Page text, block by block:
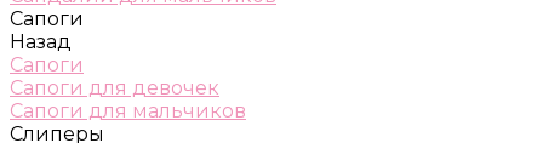
Сапоги
Назад
Сапоги
Сапоги для девочек
Сапоги для мальчиков
Слиперы